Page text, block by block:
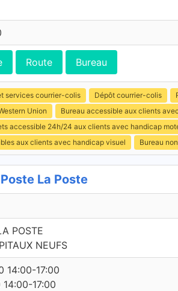
Route Bureau
services courrier-colis Dépôt courrier-colis
Union
Bureau accessible aux clients
accessible 24h/24 aux clients avec handicap
aux clients avec handicap visuel
Bureau
Poste La Poste
POSTE
NEUFS
14:00-17:00
17:00